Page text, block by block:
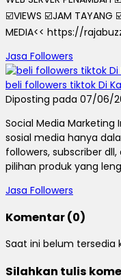
☑️VIEWS ☑️JAM TAYANG
MEDIA<< https://
Jasa Followers
beli followers tiktok Di
Diposting pada 07/06/
Social Media Marketing
sosial media hanya
followers, subscriber
pilihan produk yang
Jasa Followers
Komentar (0)
Saat ini belum tersedia
Silahkan tulis